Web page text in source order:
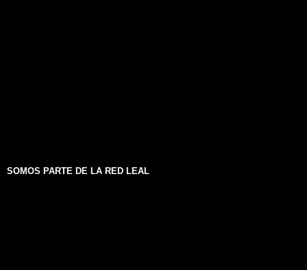
SOMOS PARTE DE LA RED LEAL